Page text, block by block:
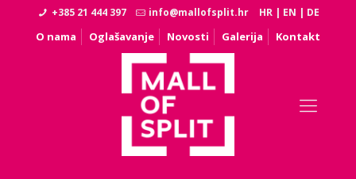
+385 21 444 397 info@mallofsplit.hr HR | EN | DE
O nama Oglašavanje Novosti Galerija Kontakt